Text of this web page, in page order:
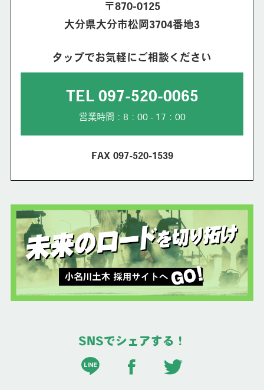
〒870-0125
大分県大分市松岡3704番地3
タップでお気軽にご相談ください
TEL 097-520-0065
営業時間：8：00 - 17：00
FAX 097-520-1539
SNSでシェアする！